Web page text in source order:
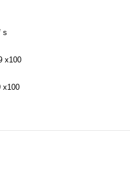
s
x100
x100